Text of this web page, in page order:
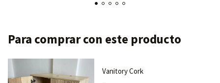
Para comprar con este producto
Vanitory Cork